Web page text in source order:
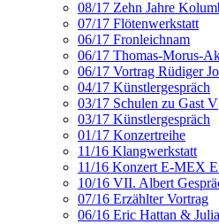
08/17 Zehn Jahre
07/17 Flötenwerkstatt
06/17 Fronleichnam
06/17 Thomas-Morus-
06/17 Vortrag Rüdiger
04/17 Künstlergespräch
03/17 Schulen zu Gast V
03/17 Künstlergespräch
01/17 Konzertreihe
11/16 Klangwerkstatt
11/16 Konzert E-MEX
10/16 VII. Albert
07/16 Erzählter Vortrag
06/16 Eric Hattan &